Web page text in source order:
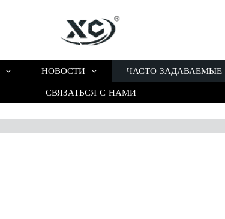
НОВОСТИ ЧАСТО
СВЯЗАТЬСЯ С НАМИ